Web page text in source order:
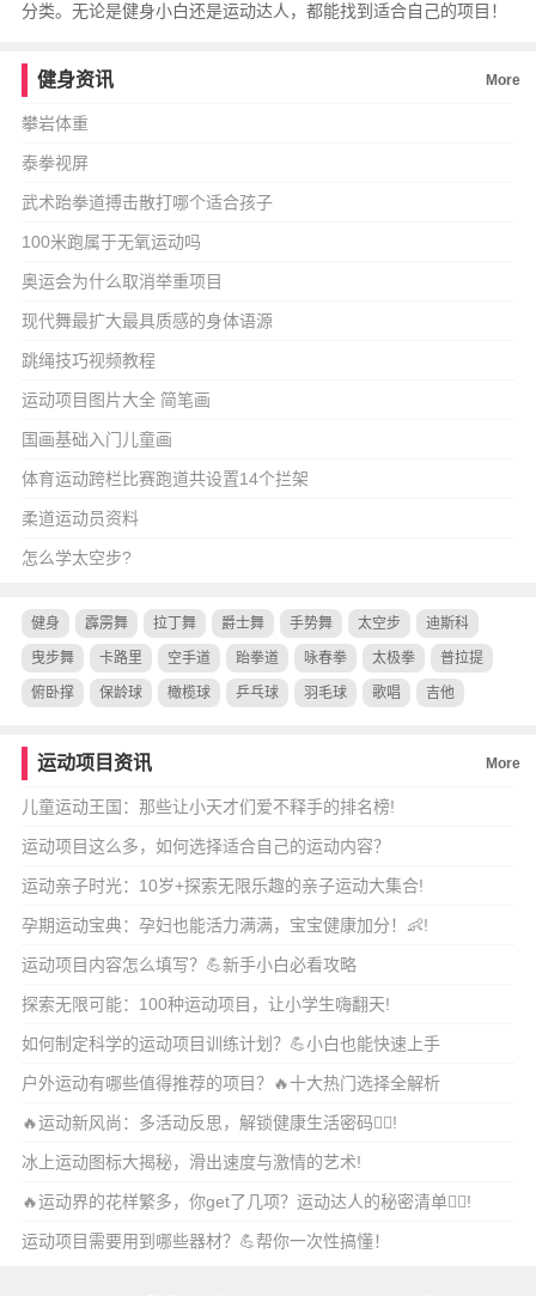
分类。无论是健身小白还是运动达人，都能找到适合自己的项目！
健身资讯 More
攀岩体重
泰拳视屏
武术跆拳道搏击散打哪个适合孩子
100米跑属于无氧运动吗
奥运会为什么取消举重项目
现代舞最扩大最具质感的身体语源
跳绳技巧视频教程
运动项目图片大全 简笔画
国画基础入门儿童画
体育运动跨栏比赛跑道共设置14个拦架
柔道运动员资料
怎么学太空步?
健身 霹雳舞 拉丁舞 爵士舞 手势舞 太空步 迪斯科
曳步舞 卡路里 空手道 跆拳道 咏春拳 太极拳 普拉提
俯卧撑 保龄球 橄榄球 乒乓球 羽毛球 歌唱 吉他
运动项目资讯 More
儿童运动王国：那些让小天才们爱不释手的排名榜!
运动项目这么多，如何选择适合自己的运动内容？
运动亲子时光：10岁+探索无限乐趣的亲子运动大集合!
孕期运动宝典：孕妇也能活力满满，宝宝健康加分！👶!
运动项目内容怎么填写？💪新手小白必看攻略
探索无限可能：100种运动项目，让小学生嗨翻天!
如何制定科学的运动项目训练计划？💪小白也能快速上手
户外运动有哪些值得推荐的项目？🔥十大热门选择全解析
🔥运动新风尚：多活动反思，解锁健康生活密码🏃‍♀️!
冰上运动图标大揭秘，滑出速度与激情的艺术!
🔥运动界的花样繁多，你get了几项？运动达人的秘密清单🏃‍♀️!
运动项目需要用到哪些器材？💪帮你一次性搞懂！